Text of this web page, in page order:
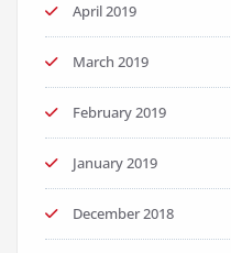
April 2019
March 2019
February 2019
January 2019
December 2018